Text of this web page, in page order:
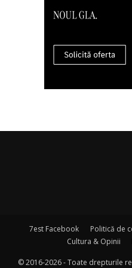
7est Facebook Politică de
Cultura & Opinii
© 2016-2026 - Toate drepturile